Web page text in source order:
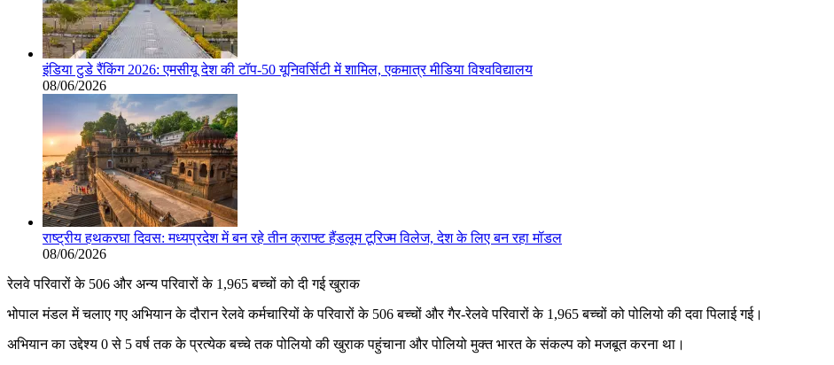
इंडिया टुडे रैंकिंग 2026: एमसीयू देश की टॉप-50 यूनिवर्सिटी में शामिल, एकमात्र मीडिया विश्वविद्यालय
08/06/2026
राष्ट्रीय हथकरघा दिवस: मध्यप्रदेश में बन रहे तीन क्राफ्ट हैंडलूम टूरिज्म विलेज, देश के लिए बन रहा मॉडल
08/06/2026
रेलवे परिवारों के 506 और अन्य परिवारों के 1,965 बच्चों को दी गई खुराक
भोपाल मंडल में चलाए गए अभियान के दौरान रेलवे कर्मचारियों के परिवारों के 506 बच्चों और गैर-रेलवे परिवारों के 1,965 बच्चों को पोलियो की दवा पिलाई गई।
अभियान का उद्देश्य 0 से 5 वर्ष तक के प्रत्येक बच्चे तक पोलियो की खुराक पहुंचाना और पोलियो मुक्त भारत के संकल्प को मजबूत करना था।